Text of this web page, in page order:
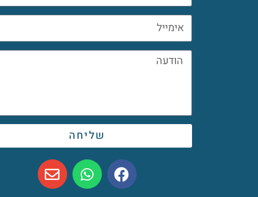
שליחה